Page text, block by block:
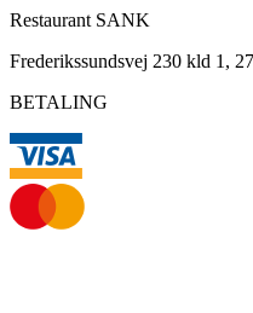
Restaurant SANK
Frederikssundsvej 230 kld 1,
BETALING